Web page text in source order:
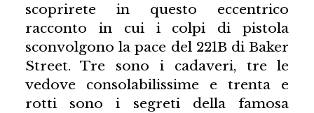
scoprirete in questo eccentrico
racconto in cui i colpi di pistola
sconvolgono la pace del 221B di Baker
Street. Tre sono i cadaveri, tre le
vedove consolabilissime e trenta e
rotti sono i segreti della famosa